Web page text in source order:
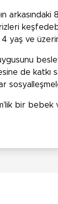
yaş ve
de katkı
bir bebek